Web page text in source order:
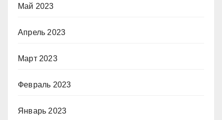
Май 2023
Апрель 2023
Март 2023
Февраль 2023
Январь 2023